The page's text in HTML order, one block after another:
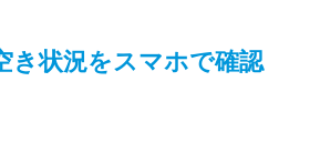
き状況をスマホで確認